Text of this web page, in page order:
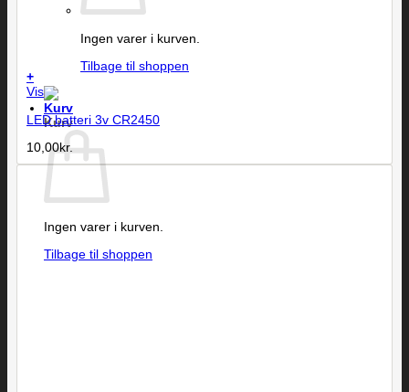
Ingen varer i kurven.
Tilbage til shoppen
Kurv
Ingen varer i kurven.
Tilbage til shoppen
+
Vis
LED batteri 3v CR2450
10,00kr.